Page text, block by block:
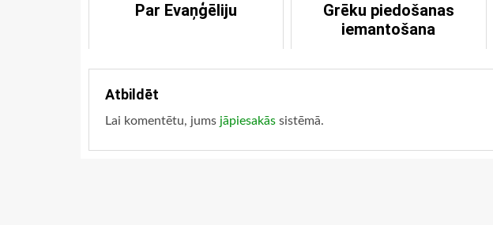
Par Evaņģēliju
Grēku piedošanas
iemantošana
Atbildēt
Lai komentētu, jums jāpiesakās sistēmā.